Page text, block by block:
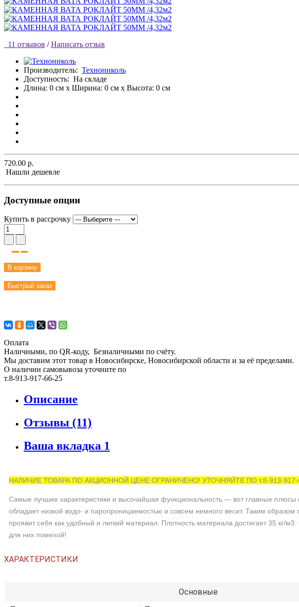
11 отзывов / Написать отзыв
Производитель: Технониколь
Доступность: На складе
Длина: 0 см x Ширина: 0 см x Высота: 0 см
720.00 р.
Нашли дешевле
Доступные опции
Купить в рассрочку
В корзину
Быстрый заказ
Оплата
Наличными, по QR-коду, Безналичными по счёту.
Мы доставим этот товар в Новосибирске, Новосибирской области и за её пределами.
О наличии самовывоза уточните по
т.8-913-917-66-25
Описание
Отзывы (11)
Ваша вкладка 1
НАЛИЧИЕ ТОВАРА ПО АКЦИОННОЙ ЦЕНЕ ОГРАНИЧЕНО! УТОЧНЯЙТЕ ПО т.8-913-
Самые лучшие характеристики и высочайшая функциональность — вот главные плюсы
обладает низкой водо- и паропроницаемостью и совсем немного весит. Таким
проявит себя как удобный и легкий материал. Плотность материала достигает 35 кг/
для них помехой!
ХАРАКТЕРИСТИКИ
Основные